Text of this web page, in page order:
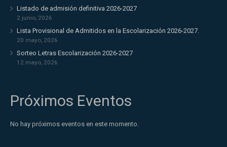
Listado de admisión definitiva 2026-2027
2 junio, 2026
Lista Provisional de Admitidos en la Escolarización 2026-2027.
20 mayo, 2026
Sorteo Letras Escolarización 2026-2027
12 mayo, 2026
Próximos Eventos
No hay próximos eventos en este momento.